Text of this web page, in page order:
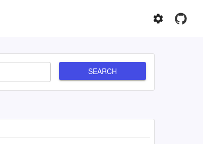
SEARCH